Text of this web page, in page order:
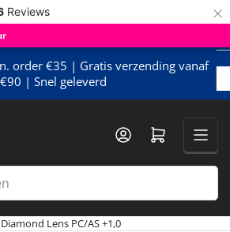
Reviews ×
order €35 | Gratis verzending vanaf
€90 | Snel geleverd
Mini-winkelwagen openen
Lens PC/AS +1,0